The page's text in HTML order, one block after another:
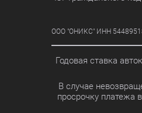
ООО "ОНИКС" ИНН
Годовая ставка
В случае
просрочку платежа